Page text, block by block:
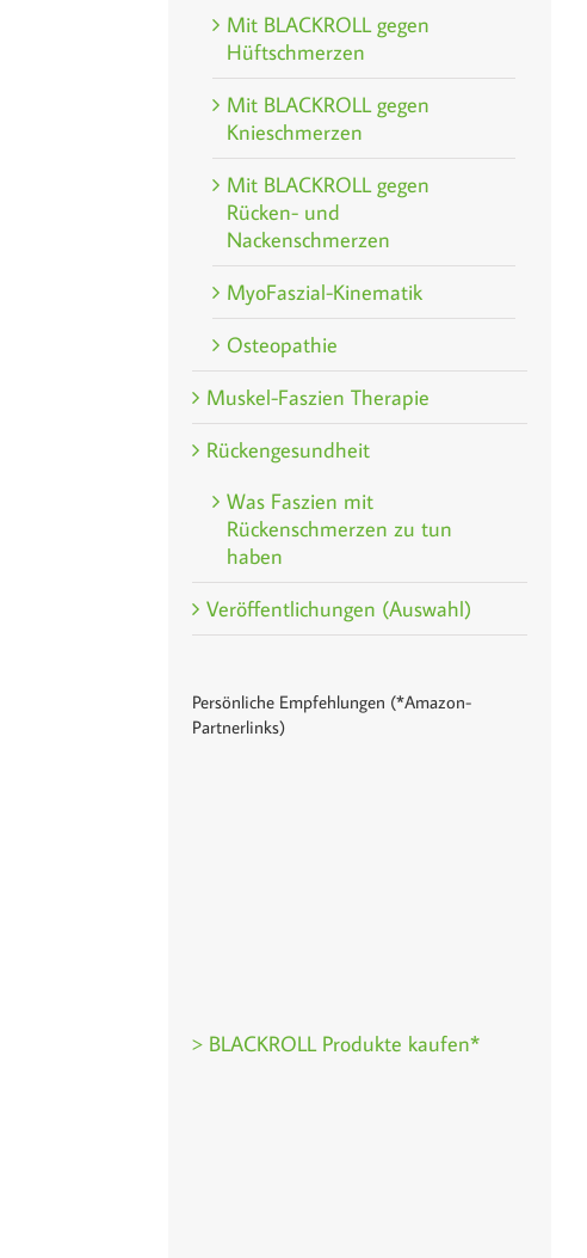
Mit BLACKROLL gegen
Hüftschmerzen
Mit BLACKROLL gegen
Knieschmerzen
Mit BLACKROLL gegen
Rücken- und
Nackenschmerzen
MyoFaszial-Kinematik
Osteopathie
Muskel-Faszien Therapie
Rückengesundheit
Was Faszien mit
Rückenschmerzen zu tun
haben
Veröffentlichungen (Auswahl)
Persönliche Empfehlungen (*Amazon-
Partnerlinks)
> BLACKROLL Produkte kaufen*